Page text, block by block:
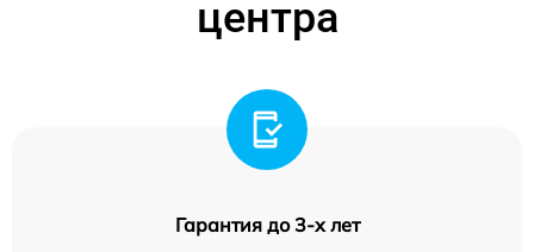
центра
Гарантия до 3-х лет